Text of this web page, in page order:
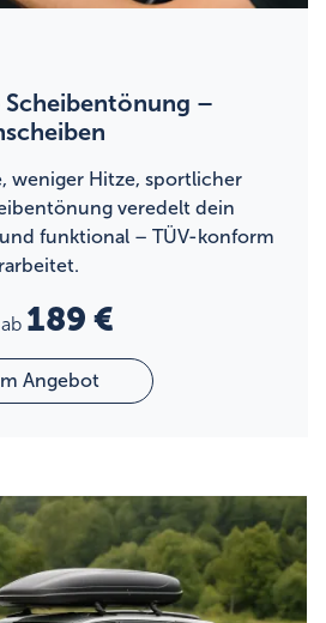
–
weniger Hitze, sportlicher
veredelt dein
funktional – TÜV-konform
ab 189 €
Angebot